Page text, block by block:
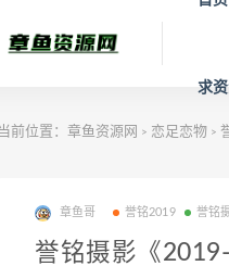
求
当前位置： 章鱼资源网 > 恋足恋物 >
章鱼哥 誉铭2019 誉铭
誉铭摄影《